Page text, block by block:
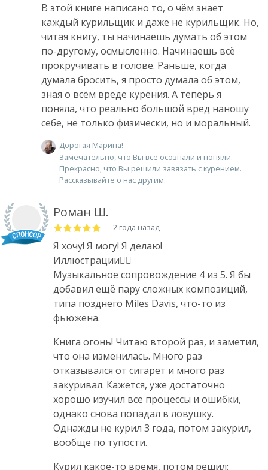
В этой книге написано то, о чём знает
каждый курильщик и даже не курильщик. Но,
читая книгу, ты начинаешь думать об этом
по-другому, осмысленно. Начинаешь всё
прокручивать в голове. Раньше, когда
думала бросить, я просто думала об этом,
зная о всём вреде курения. А теперь я
поняла, что реально большой вред наношу
себе, не только физически, но и моральный.
Дорогая Марина!
Замечательно, что Вы всё осознали и поняли.
Прекрасно, что Вы решили завязать с курением.
Рассказывайте о нас другим.
Роман Ш.
— 2 года назад
Я хочу! Я могу! Я делаю!
Иллюстрации❤️‍🔥
Музыкальное сопровождение 4 из 5. Я бы
добавил ещё пару сложных композиций,
типа позднего Miles Davis, что-то из
фьюжена.
Книга огонь! Читаю второй раз, и заметил,
что она изменилась. Много раз
отказывался от сигарет и много раз
закуривал. Кажется, уже достаточно
хорошо изучил все процессы и ошибки,
однако снова попадал в ловушку.
Однажды не курил 3 года, потом закурил,
вообще по тупости.
Курил какое-то время, потом решил: